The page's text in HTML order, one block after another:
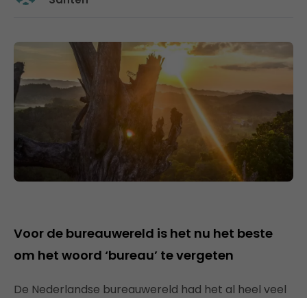
Voor de bureauwereld is het nu het beste
om het woord ‘bureau’ te vergeten
De Nederlandse bureauwereld had het al heel veel